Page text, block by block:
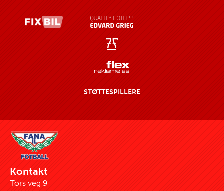
STØTTESPILLERE
Kontakt
Tors veg 9